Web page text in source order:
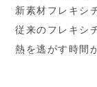
新素材フレキシ
従来のフレキシ
熱を逃がす時間